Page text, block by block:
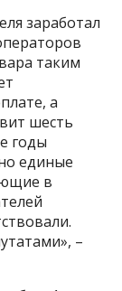
заработал
таким
а
шесть
годы
единые
в
–